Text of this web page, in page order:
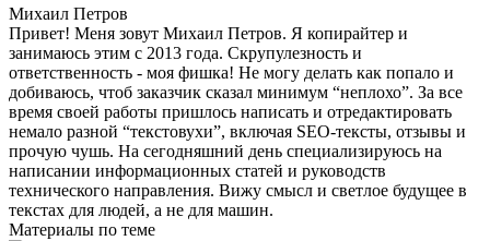
Михаил Петров
Привет! Меня зовут Михаил Петров. Я копирайтер и
занимаюсь этим с 2013 года. Скрупулезность и
ответственность - моя фишка! Не могу делать как попало и
добиваюсь, чтоб заказчик сказал минимум “неплохо”. За все
время своей работы пришлось написать и отредактировать
немало разной “текстовухи”, включая SEO-тексты, отзывы и
прочую чушь. На сегодняшний день специализируюсь на
написании информационных статей и руководств
технического направления. Вижу смысл и светлое будущее в
текстах для людей, а не для машин.
Материалы по теме